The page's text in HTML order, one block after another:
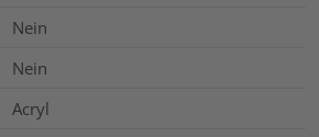
Nein
Nein
Acryl